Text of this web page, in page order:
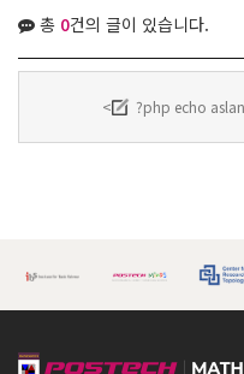
총 0건의 글이 있습니다.
< ?php echo